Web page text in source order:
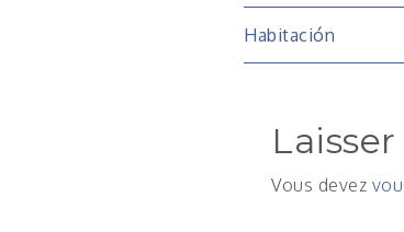
Habitación
Vous devez